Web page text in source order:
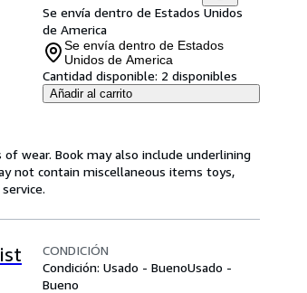
Se envía dentro de Estados Unidos
de America
Se envía dentro de Estados
Unidos de America
Cantidad disponible: 2 disponibles
Añadir al carrito
wear. Book may also include underlining
not contain miscellaneous items toys,
CONDICIÓN
Condición: Usado - BuenoUsado -
Bueno